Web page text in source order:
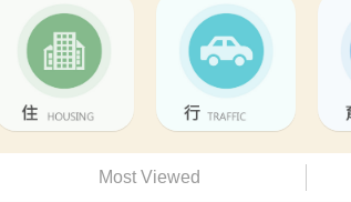
Most Viewed